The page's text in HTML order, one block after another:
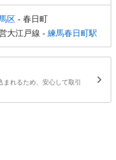
区 - 春日町
大江戸線 - 練馬春日町駅
まれるため、安心して取引